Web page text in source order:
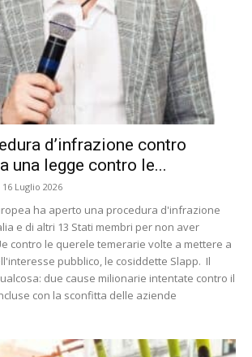
d’infrazione contro
una legge contro le...
16 Luglio 2026
ha aperto una procedura d'infrazione
e di altri 13 Stati membri per non aver
contro le querele temerarie volte a mettere a
pubblico, le cosiddette Slapp. Il
due cause milionarie intentate contro il
con la sconfitta delle aziende